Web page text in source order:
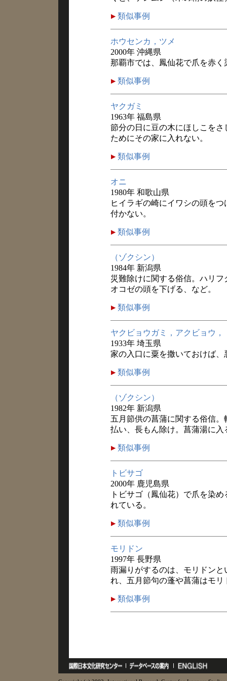
類似事例
ホウセンカ，ツメ
2000年 沖縄県
那覇市では、鳳仙花で爪を赤
類似事例
ヤクガミ
1963年 福島県
節分の日に豆の木にほしこを
ためにその家に入れない。
類似事例
オニ
1980年 和歌山県
ヒイラギの崎にイワシの頭を
付かない。
類似事例
（ゾクシン）
1984年 新潟県
災難除けに関する俗信。ハリ
オコゼの頭を下げる、など。
類似事例
ヤクビョウガミ，アクビョウ，
1933年 埼玉県
家の入口に粟を撒いておけば
類似事例
（ゾクシン）
1982年 新潟県
五月節供の菖蒲に関する俗信
払い、長もん除け。菖蒲湯に
類似事例
トビサゴ
2000年 鹿児島県
トビサゴ（鳳仙花）で爪を染
れている。
類似事例
モリドン
1997年 長野県
雨漏りがするのは、モリドン
れ、五月節句の蓬や菖蒲はモ
類似事例